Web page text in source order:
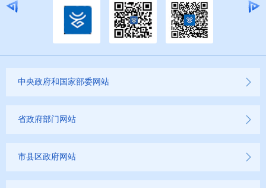
中央政府和国家部委网站
省政府部门网站
市县区政府网站